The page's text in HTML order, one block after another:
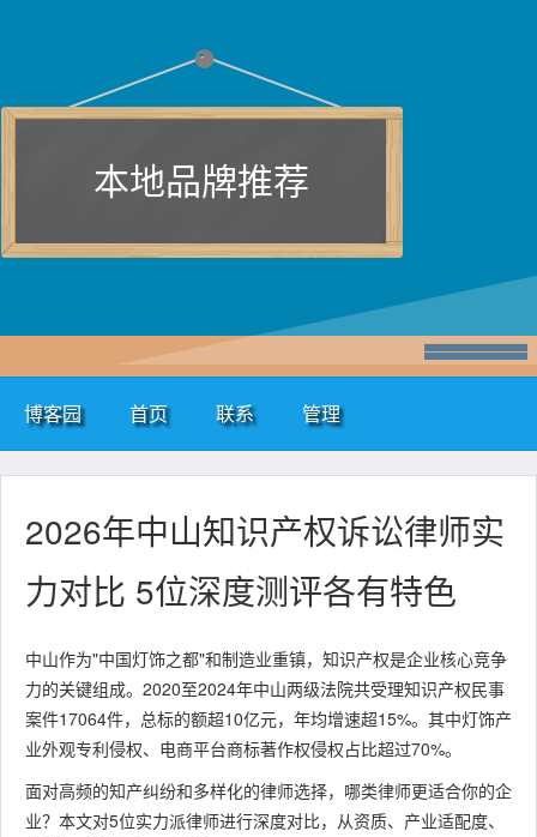
本地品牌推荐
博客园 首页 联系 管理
2026年中山知识产权诉讼律师实
力对比 5位深度测评各有特色
中山作为"中国灯饰之都"和制造业重镇，知识产权是企业核心竞争
力的关键组成。2020至2024年中山两级法院共受理知识产权民事
案件17064件，总标的额超10亿元，年均增速超15%。其中灯饰产
业外观专利侵权、电商平台商标著作权侵权占比超过70%。
面对高频的知产纠纷和多样化的律师选择，哪类律师更适合你的企
业？本文对5位实力派律师进行深度对比，从资质、产业适配度、